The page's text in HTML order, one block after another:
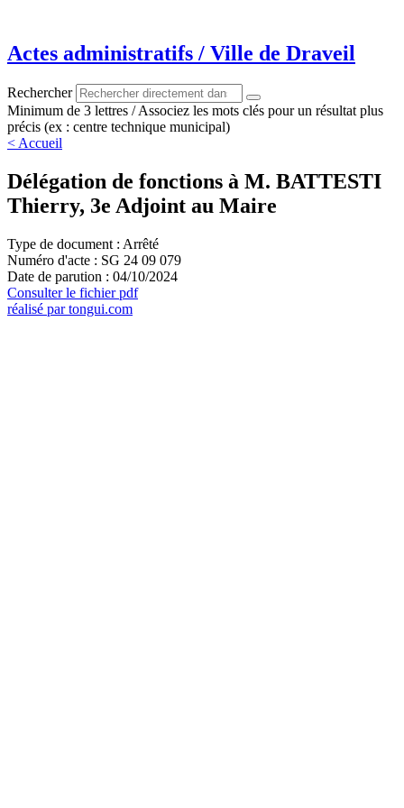
contenu
Actes administratifs / Ville de Draveil
Rechercher
Minimum de 3 lettres / Associez les mots clés pour un résultat plus
précis (ex : centre technique municipal)
< Accueil
Délégation de fonctions à M. BATTESTI
Thierry, 3e Adjoint au Maire
Type de document : Arrêté
Numéro d'acte : SG 24 09 079
Date de parution : 04/10/2024
Consulter le fichier pdf
réalisé par tongui.com